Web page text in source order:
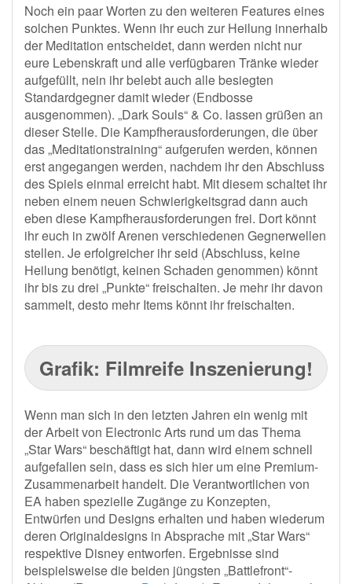
Noch ein paar Worten zu den weiteren Features eines
solchen Punktes. Wenn ihr euch zur Heilung innerhalb
der Meditation entscheidet, dann werden nicht nur
eure Lebenskraft und alle verfügbaren Tränke wieder
aufgefüllt, nein ihr belebt auch alle besiegten
Standardgegner damit wieder (Endbosse
ausgenommen). „Dark Souls“ & Co. lassen grüßen an
dieser Stelle. Die Kampfherausforderungen, die über
das „Meditationstraining“ aufgerufen werden, können
erst angegangen werden, nachdem ihr den Abschluss
des Spiels einmal erreicht habt. Mit diesem schaltet ihr
neben einem neuen Schwierigkeitsgrad dann auch
eben diese Kampfherausforderungen frei. Dort könnt
ihr euch in zwölf Arenen verschiedenen Gegnerwellen
stellen. Je erfolgreicher ihr seid (Abschluss, keine
Heilung benötigt, keinen Schaden genommen) könnt
ihr bis zu drei „Punkte“ freischalten. Je mehr ihr davon
sammelt, desto mehr Items könnt ihr freischalten.
Grafik: Filmreife Inszenierung!
Wenn man sich in den letzten Jahren ein wenig mit
der Arbeit von Electronic Arts rund um das Thema
„Star Wars“ beschäftigt hat, dann wird einem schnell
aufgefallen sein, dass es sich hier um eine Premium-
Zusammenarbeit handelt. Die Verantwortlichen von
EA haben spezielle Zugänge zu Konzepten,
Entwürfen und Designs erhalten und haben wiederum
deren Originaldesigns in Absprache mit „Star Wars“
respektive Disney entworfen. Ergebnisse sind
beispielsweise die beiden jüngsten „Battlefront“-